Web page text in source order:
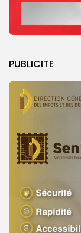
PUBLICITE